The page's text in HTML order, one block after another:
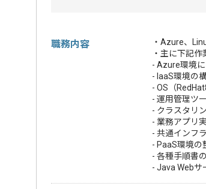
職務内容
・Azure、
・主に下記作
- Azure環境
- IaaS環境の
- OS（
- 運用管理ツ
- クラスタリ
- 業務アプリ
- 共通インフ
- PaaS環境の
- 各種手順書
- Java Web